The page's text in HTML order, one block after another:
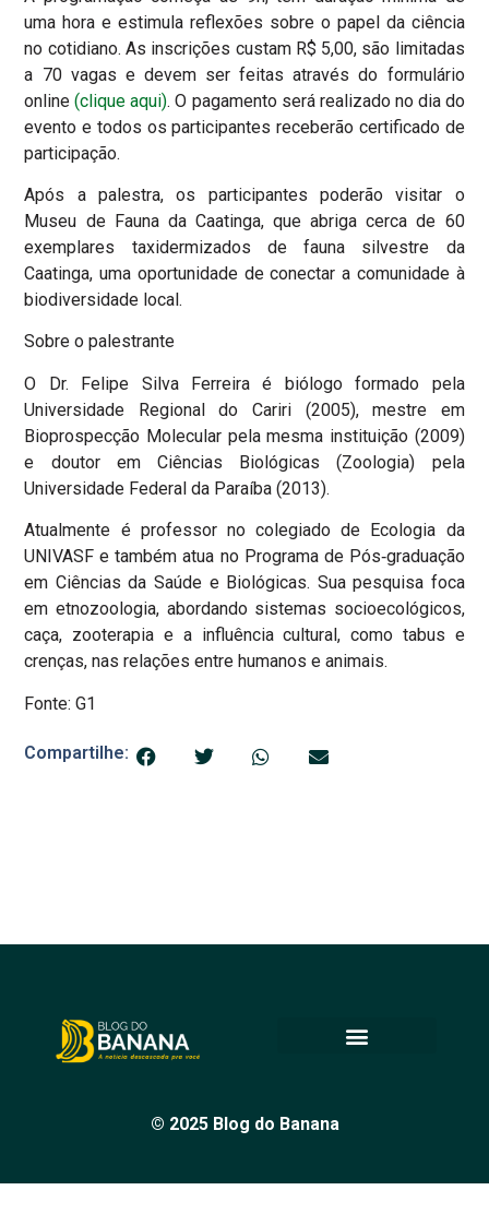
uma hora e estimula reflexões sobre o papel da ciência
no cotidiano. As inscrições custam R$ 5,00, são limitadas
a 70 vagas e devem ser feitas através do formulário
online(clique aqui).O pagamento será realizado no dia do
evento e todos os participantes receberão certificado de
participação.
Após a palestra, os participantes poderão visitar o
Museu de Fauna da Caatinga, que abriga cerca de 60
exemplares taxidermizados de fauna silvestre da
Caatinga, uma oportunidade de conectar a comunidade à
biodiversidade local.
Sobre o palestrante
O Dr. Felipe Silva Ferreira é biólogo formado pela
Universidade Regional do Cariri (2005), mestre em
Bioprospecção Molecular pela mesma instituição (2009)
e doutor em Ciências Biológicas (Zoologia) pela
Universidade Federal da Paraíba (2013).
Atualmente é professor no colegiado de Ecologia da
UNIVASF e também atua no Programa de Pós‑graduação
em Ciências da Saúde e Biológicas. Sua pesquisa foca
em etnozoologia, abordando sistemas socioecológicos,
caça, zooterapia e a influência cultural, como tabus e
crenças, nas relações entre humanos e animais.
Fonte: G1
Compartilhe:
© 2025 Blog do Banana